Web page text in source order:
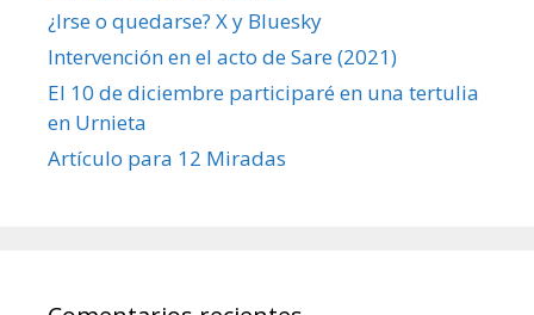
¿Irse o quedarse? X y Bluesky
Intervención en el acto de Sare (2021)
El 10 de diciembre participaré en una tertulia
en Urnieta
Artículo para 12 Miradas